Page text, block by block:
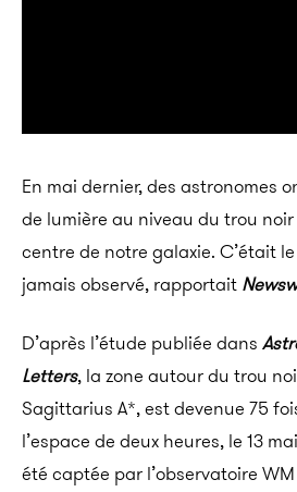
En mai dernier, des astronomes
de lumière au niveau du trou
centre de notre galaxie. C’était
jamais observé, rapportait
D’après l’étude publiée dans
Letters, la zone autour du trou
Sagittarius A*, est devenue 75
l’espace de deux heures, le 13
été captée par l’observatoire